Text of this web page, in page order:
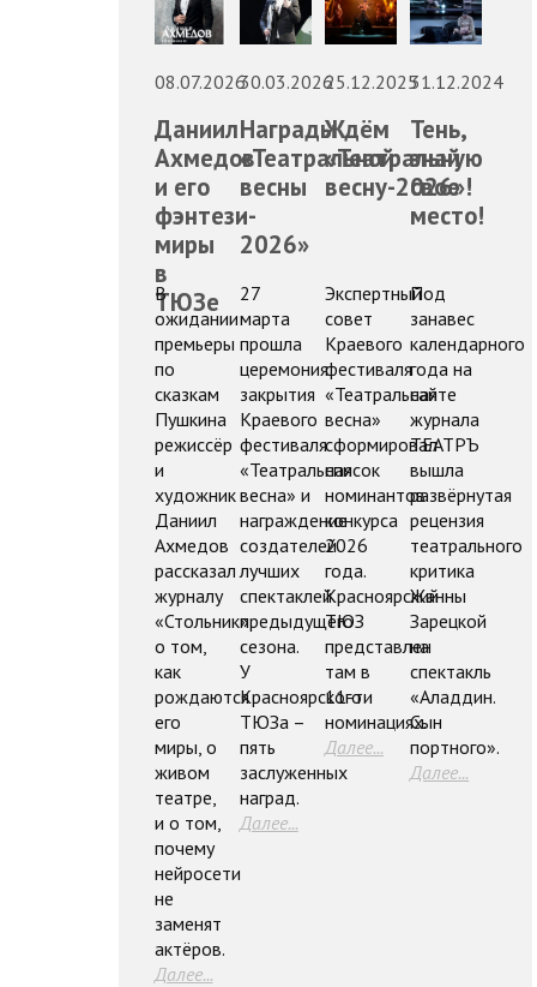
08.07.2026
Даниил
Ахмедов
и его
фэнтези-
миры
в
ТЮЗе
В
ожидании
премьеры
по
сказкам
Пушкина
режиссёр
и
художник
Даниил
Ахмедов
рассказал
журналу
«Стольник»
о том,
как
рождаются
его
миры, о
живом
театре,
и о том,
почему
нейросети
не
заменят
актёров.
Далее...
30.03.2026
Награды
«Театральной
весны
-
2026»
27
марта
прошла
церемония
закрытия
Краевого
фестиваля
«Театральная
весна» и
награждение
создателей
лучших
спектаклей
предыдущего
сезона.
У
Красноярского
ТЮЗа –
пять
заслуженных
наград.
Далее...
25.12.2025
Ждём
«Театральную
весну-2026»!
Экспертный
совет
Краевого
фестиваля
«Театральная
весна»
сформировал
список
номинантов
конкурса
2026
года.
Красноярский
ТЮЗ
представлен
там в
11-ти
номинациях.
Далее...
31.12.2024
Тень,
знай
свое
место!
Под
занавес
календарного
года на
сайте
журнала
ТЕАТРЪ
вышла
развёрнутая
рецензия
театрального
критика
Жанны
Зарецкой
на
спектакль
«Аладдин.
Сын
портного».
Далее...